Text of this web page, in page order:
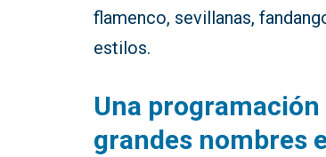
flamenco, sevillanas,
estilos.
Una
grandes nombres